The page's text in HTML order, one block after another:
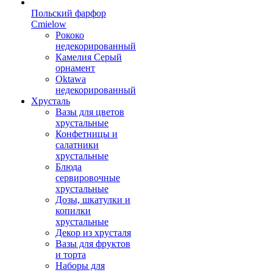
Польский фарфор
Сmielow
Рококо
недекорированный
Камелия Серый
орнамент
Oktawa
недекорированный
Хрусталь
Вазы для цветов
хрустальные
Конфетницы и
салатники
хрустальные
Блюда
сервировочные
хрустальные
Дозы, шкатулки и
копилки
хрустальные
Декор из хрусталя
Вазы для фруктов
и торта
Наборы для